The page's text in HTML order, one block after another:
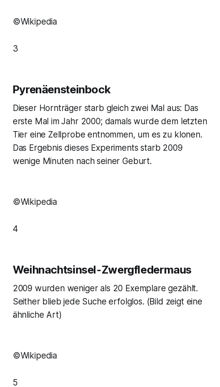
©Wikipedia
3
Pyrenäensteinbock
Dieser Hornträger starb gleich zwei Mal aus: Das
erste Mal im Jahr 2000; damals wurde dem letzten
Tier eine Zellprobe entnommen, um es zu klonen.
Das Ergebnis dieses Experiments starb 2009
wenige Minuten nach seiner Geburt.
©Wikipedia
4
Weihnachtsinsel-Zwergfledermaus
2009 wurden weniger als 20 Exemplare gezählt.
Seither blieb jede Suche erfolglos. (Bild zeigt eine
ähnliche Art)
©Wikipedia
5